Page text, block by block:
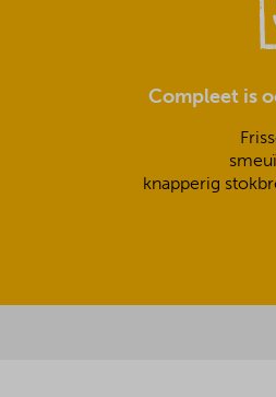
Compleet is
knapperig